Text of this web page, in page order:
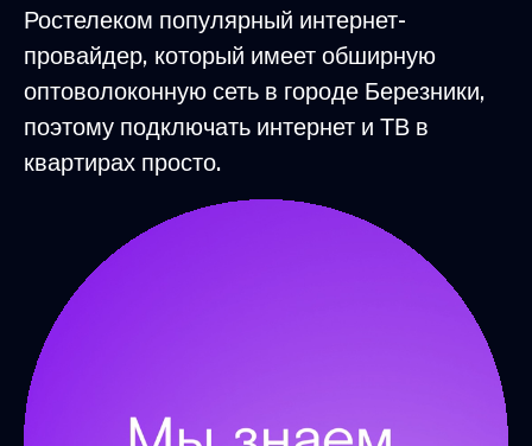
Ростелеком популярный интернет-
провайдер, который имеет обширную
оптоволоконную сеть в городе Березники,
поэтому подключать интернет и ТВ в
квартирах просто.